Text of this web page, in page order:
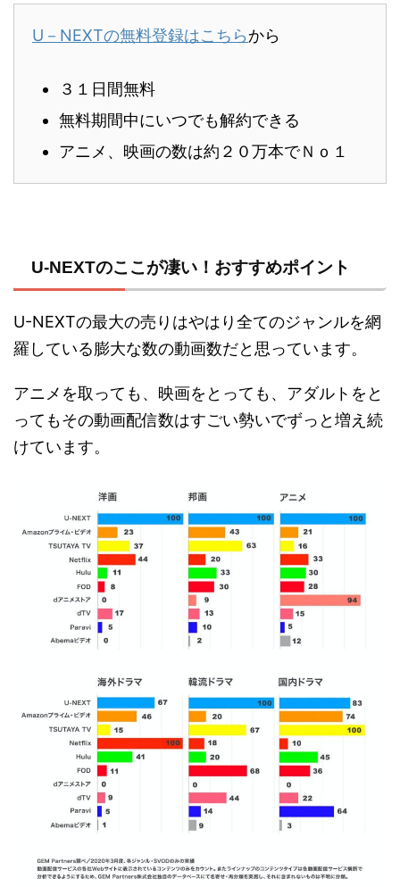
U－NEXTの無料登録はこちらから
３１日間無料
無料期間中にいつでも解約できる
アニメ、映画の数は約２０万本でＮｏ１
U-NEXTのここが凄い！おすすめポイント
U-NEXTの最大の売りはやはり全てのジャンルを網
羅している膨大な数の動画数だと思っています。
アニメを取っても、映画をとっても、アダルトをと
ってもその動画配信数はすごい勢いでずっと増え続
けています。